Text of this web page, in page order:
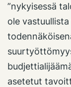
”nykyisessä
ole
asetetut